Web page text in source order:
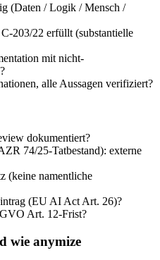
(Daten / Logik / Mensch /
203/22 erfüllt (substantielle
mit nicht-
alle Aussagen verifiziert?
dokumentiert?
74/25-Tatbestand): externe
(keine namentliche
(EU AI Act Art. 26)?
Art. 12-Frist?
wie anymize